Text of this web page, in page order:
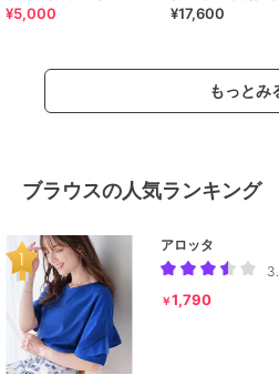
ト スポーツサンダル /42207
¥5,000
26SS】ゴムストラッ
¥17,600
もっとみ
ブラウスの人気ランキング
アロッタ
￥1,790